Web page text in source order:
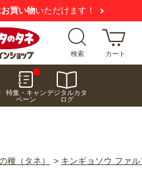
買い物いただけます！
検索 カート
特集・キャン
ペーン
デジタルカタ
ログ
種（タネ） > キンギョソウ ファ